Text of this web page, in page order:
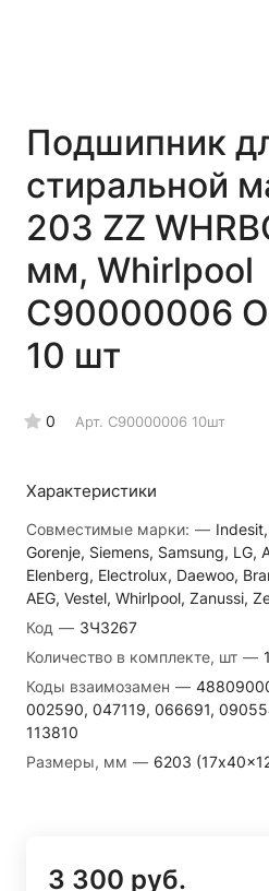
Подшипник
стиральной
203 ZZ
мм, Whirlpool
C90000006
10 шт
0 Арт. C90000006 10шт
Характеристики
Совместимые марки: —
Gorenje, Siemens, Samsung, LG,
Elenberg, Electrolux, Daewoo,
AEG, Vestel, Whirlpool, Zanussi,
Код — ЗЧ3267
Количество в комплекте, шт —
Коды взаимозамен —
002590, 047119, 066691,
113810
Размеры, мм — 6203
3 300 руб.